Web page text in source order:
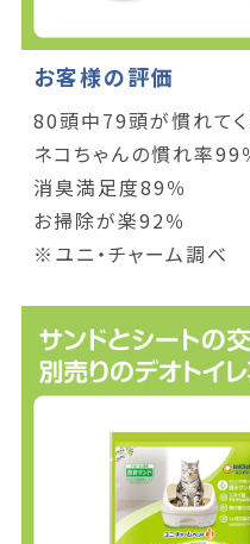
お客様の評価
80頭中79頭が慣れて
ネコちゃんの慣れ率99
消臭満足度89％
お掃除が楽92％
※ユニ・チャーム調べ